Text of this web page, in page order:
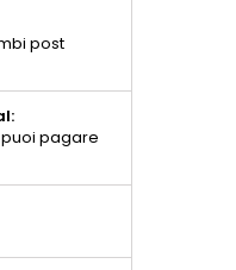
post
pagare